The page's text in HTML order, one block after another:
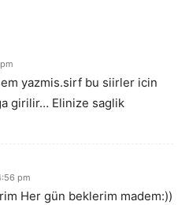
yazmis.sirf bu siirler icin
girilir… Elinize saglik
pm
Her gün beklerim madem:))